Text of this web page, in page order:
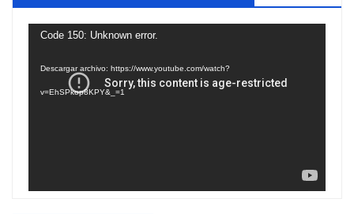
Reproductor
Code 150: Unknown error.
Descargar archivo: https://www.youtube.com/watch?
v=EhSPkop8KPY&_=1